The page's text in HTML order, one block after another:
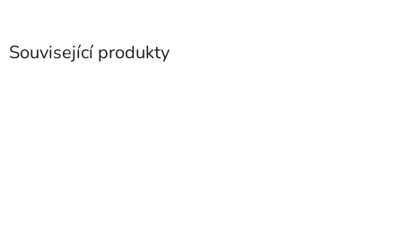
Související produkty